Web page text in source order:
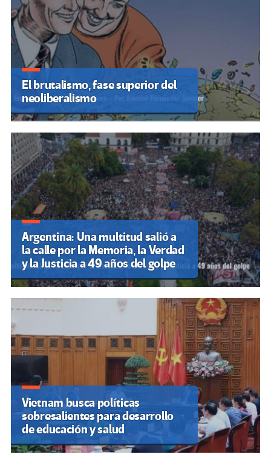
El brutalismo, fase superior del
neoliberalismo
Argentina: Una multitud salió a
la calle por la Memoria, la Verdad
y la Justicia a 49 años del golpe
Vietnam busca políticas
sobresalientes para desarrollo
de educación y salud